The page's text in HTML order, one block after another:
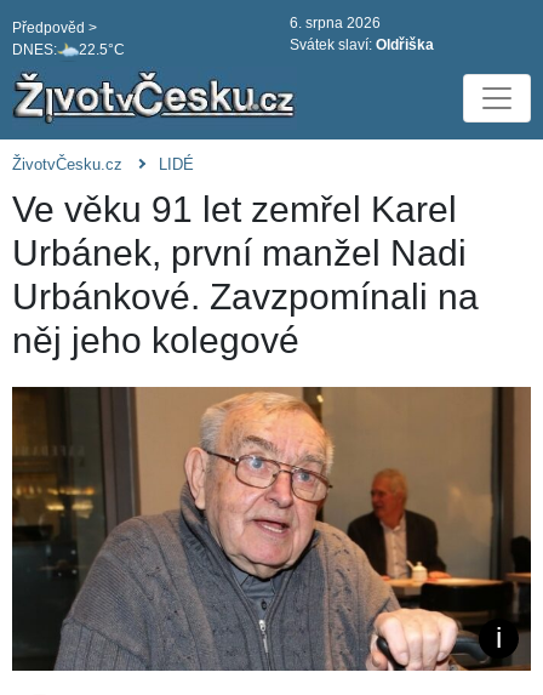
DNES: 22.5°C
Předpověd >
6. srpna 2026
Svátek slaví: Oldřiška
ŽivotvČesku.cz LIDÉ
Ve věku 91 let zemřel Karel
Urbánek, první manžel Nadi
Urbánkové. Zavzpomínali na
něj jeho kolegové